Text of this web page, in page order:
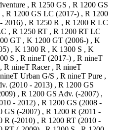
, R 1250 GS , R 1200 GS
R 1200 GS LC (2017-) , R 1200
2016) , R 1250 R , R 1200 R LC
, R 1250 RT , R 1200 RT LC
GT , K 1200 GT (2006-) , K
, K 1300 R , K 1300 S , K
S , R nineT (2017-) , R nineT
R nineT Racer , R nineT
Urban G/S , R nineT Pure ,
(2010 - 2013) , R 1200 GS
, R 1200 GS Adv. (-2007) ,
- 2012) , R 1200 GS (2008 -
GS (-2007) , R 1200 R (2011 -
R (-2010) , R 1200 RT (2010 -